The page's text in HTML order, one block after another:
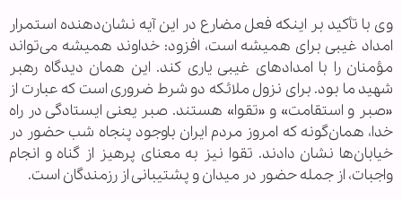
وی با تأکید بر اینکه فعل مضارع در این آیه نشان‌دهنده استمرار
امداد غیبی برای همیشه است، افزود: خداوند همیشه می‌تواند
مؤمنان را با امدادهای غیبی یاری کند. این همان دیدگاه رهبر
شهید ما بود. برای نزول ملائکه دو شرط ضروری است که عبارت از
«صبر و استقامت» و «تقوا» هستند. صبر یعنی ایستادگی در راه
خدا، همان‌گونه که امروز مردم ایران باوجود پنجاه شب حضور در
خیابان‌ها نشان دادند. تقوا نیز به معنای پرهیز از گناه و انجام
واجبات، از جمله حضور در میدان و پشتیبانی از رزمندگان است.